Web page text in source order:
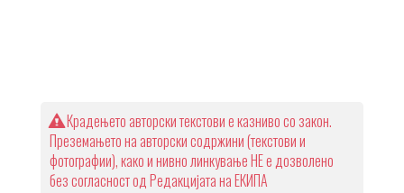
Крадењето авторски текстови е казниво со закон.
Преземањето на авторски содржини (текстови и
фотографии), како и нивно линкување НЕ е дозволено
без согласност од Редакцијата на ЕКИПА